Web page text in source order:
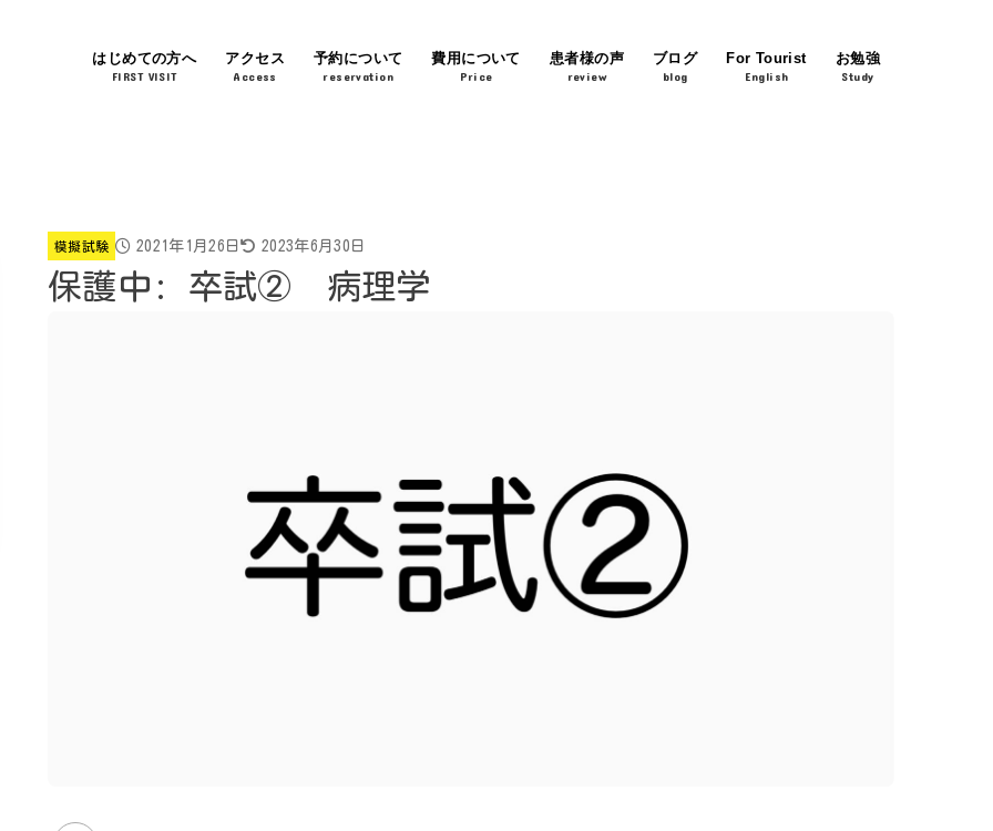
はじめての方へ
FIRST VISIT
アクセス
Access
予約について
reservation
費用について
Price
患者様の声
review
ブログ
blog
For Tourist
English
お勉強
Study
模擬試験 2021年1月26日 2023年6月30日
保護中: 卒試② 病理学